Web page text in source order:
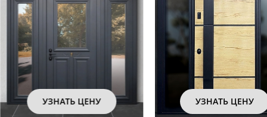
УЗНАТЬ ЦЕНУ